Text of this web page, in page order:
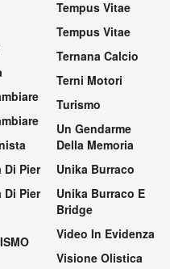
Di Pier
Di Pier
Tempus Vitae
Tempus Vitae
Ternana Calcio
Terni Motori
Turismo
Un Gendarme
Della Memoria
Unika Burraco
Unika Burraco E
Bridge
Video In Evidenza
Visione Olistica